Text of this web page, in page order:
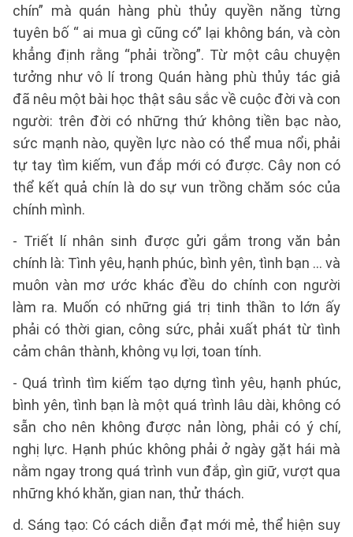
chín” mà quán hàng phù thủy quyền năng từng
tuyên bố “ ai mua gì cũng có” lại không bán, và còn
khẳng định rằng “phải trồng”. Từ một câu chuyện
tưởng như vô lí trong Quán hàng phù thủy tác giả
đã nêu một bài học thật sâu sắc về cuộc đời và con
người: trên đời có những thứ không tiền bạc nào,
sức mạnh nào, quyền lực nào có thể mua nổi, phải
tự tay tìm kiếm, vun đắp mới có được. Cây non có
thể kết quả chín là do sự vun trồng chăm sóc của
chính mình.
- Triết lí nhân sinh được gửi gắm trong văn bản
chính là: Tình yêu, hạnh phúc, bình yên, tình bạn … và
muôn vàn mơ ước khác đều do chính con người
làm ra. Muốn có những giá trị tinh thần to lớn ấy
phải có thời gian, công sức, phải xuất phát từ tình
cảm chân thành, không vụ lợi, toan tính.
- Quá trình tìm kiếm tạo dựng tình yêu, hạnh phúc,
bình yên, tình bạn là một quá trình lâu dài, không có
sẵn cho nên không được nản lòng, phải có ý chí,
nghị lực. Hạnh phúc không phải ở ngày gặt hái mà
nằm ngay trong quá trình vun đắp, gìn giữ, vượt qua
những khó khăn, gian nan, thử thách.
d. Sáng tạo: Có cách diễn đạt mới mẻ, thể hiện suy